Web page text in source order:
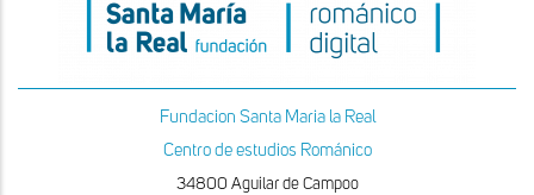
Fundacion Santa Maria la Real
Centro de estudios Románico
34800 Aguilar de Campoo